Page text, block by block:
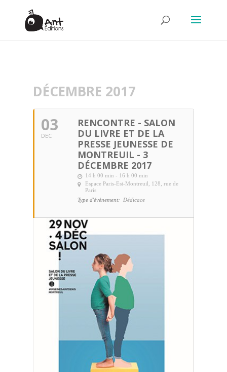
DÉCEMBRE 2017
03
DEC
RENCONTRE - SALON
DU LIVRE ET DE LA
PRESSE JEUNESSE DE
MONTREUIL - 3
DÉCEMBRE 2017
14 h 00 min - 16 h 00 min
Espace Paris-Est-Montreuil, 128, rue de
Paris
Type d'évènement:
Dédicace